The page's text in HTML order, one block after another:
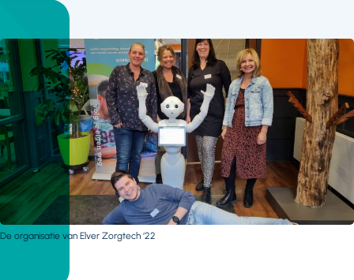
De organisatie van Elver Zorgtech ‘22